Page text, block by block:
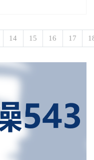
14 15 16 17